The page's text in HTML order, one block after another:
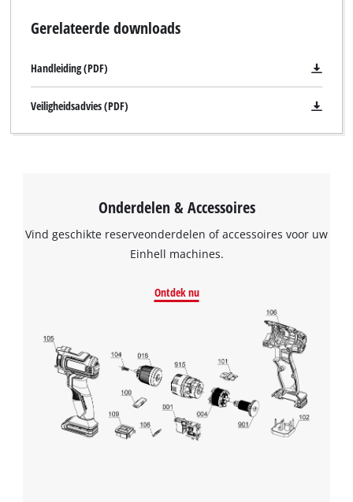
Gerelateerde downloads
Handleiding (PDF)
Veiligheidsadvies (PDF)
Onderdelen & Accessoires
Vind geschikte reserveonderdelen of accessoires voor uw
Einhell machines.
Ontdek nu